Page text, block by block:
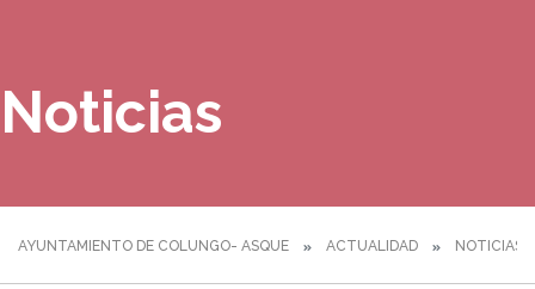
Noticias
AYUNTAMIENTO DE COLUNGO- ASQUE ACTUALIDAD NOTICIAS